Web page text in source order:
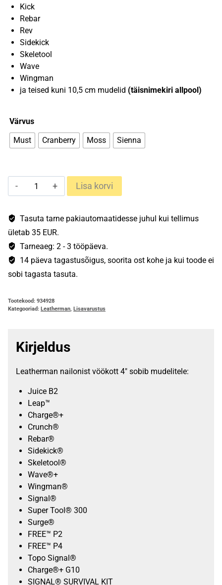
Kick
Rebar
Rev
Sidekick
Skeletool
Wave
Wingman
ja teised kuni 10,5 cm mudelid (täisnimekiri allpool)
Värvus
Must Cranberry Moss Sienna
Leatherman
nailonist
M
kogus
Lisa korvi
Tasuta tarne pakiautomaatidesse juhul kui tellimus
ületab 35 EUR.
Tarneaeg: 2 - 3 tööpäeva.
14 päeva tagastusõigus, soorita ost kohe ja kui toode ei
sobi tagasta tasuta.
Tootekood: 934928
Kategooriad: Leatherman, Lisavarustus
Kirjeldus
Leatherman nailonist vöökott 4″ sobib mudelitele:
Juice B2
Leap™
Charge®+
Crunch®
Rebar®
Sidekick®
Skeletool®
Wave®+
Wingman®
Signal®
Super Tool® 300
Surge®
FREE™ P2
FREE™ P4
Topo Signal®
Charge®+ G10
SIGNAL® SURVIVAL KIT